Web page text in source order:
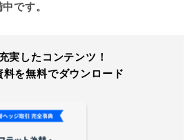
です。
実したコンテンツ！
料を無料でダウンロード